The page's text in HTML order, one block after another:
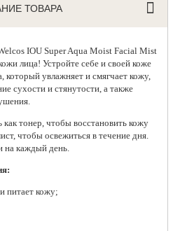
ТОВАРА
IOU Super Aqua Moist Facial Mist
лица! Устройте себе и своей коже
увлажняет и смягчает кожу,
сухости и стянутости, а также
тонер, чтобы восстановить кожу
чтобы освежиться в течение дня.
на каждый день.
питает кожу;